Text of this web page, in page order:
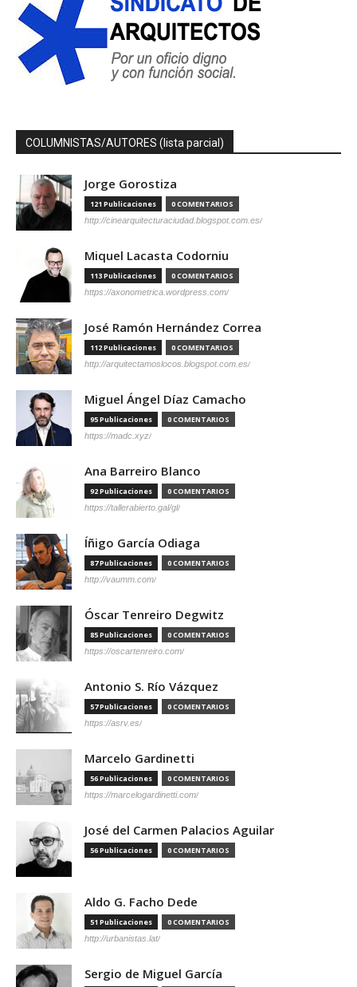
COLUMNISTAS/AUTORES (lista parcial)
Jorge Gorostiza
121 Publicaciones 0 COMENTARIOS
http://cinearquitecturaciudad.blogspot.com.es/
Miquel Lacasta Codorniu
113 Publicaciones 0 COMENTARIOS
https://axonometrica.wordpress.com/
José Ramón Hernández Correa
112 Publicaciones 0 COMENTARIOS
http://arquitectamoslocos.blogspot.com.es/
Miguel Ángel Díaz Camacho
95 Publicaciones 0 COMENTARIOS
https://madc.xyz/
Ana Barreiro Blanco
92 Publicaciones 0 COMENTARIOS
https://tallerabierto.gal/gl/
Íñigo García Odiaga
87 Publicaciones 0 COMENTARIOS
http://vaumm.com/
Óscar Tenreiro Degwitz
85 Publicaciones 0 COMENTARIOS
https://oscartenreiro.com/
Antonio S. Río Vázquez
57 Publicaciones 0 COMENTARIOS
https://asrv.es/
Marcelo Gardinetti
56 Publicaciones 0 COMENTARIOS
https://marcelogardinetti.com/
José del Carmen Palacios Aguilar
56 Publicaciones 0 COMENTARIOS
Aldo G. Facho Dede
51 Publicaciones 0 COMENTARIOS
http://urbanistas.lat/
Sergio de Miguel García